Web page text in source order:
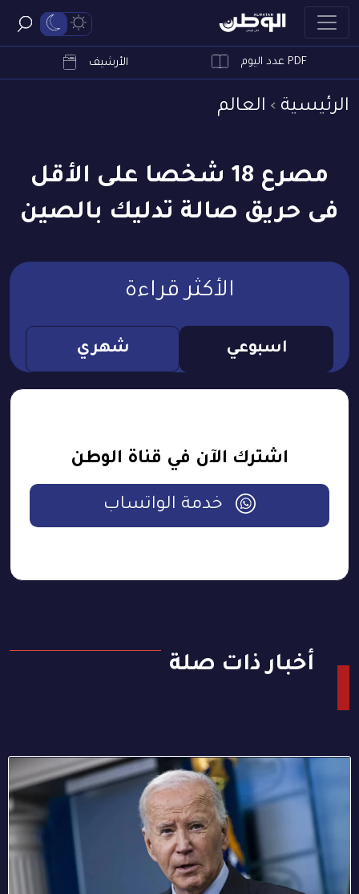
PDF عدد اليوم الأرشيف
الرئيسية العالم
مصرع 18 شخصا على الأقل
فى حريق صالة تدليك بالصين
الأكثر قراءة
اسبوعي شهري
اشترك الآن في قناة الوطن
خدمة الواتساب
أخبار ذات صلة